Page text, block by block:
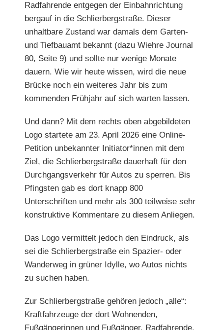
Radfahrende entgegen der Einbahnrichtung
bergauf in die Schlierbergstraße. Dieser
unhaltbare Zustand war damals dem Garten-
und Tiefbauamt bekannt (dazu Wiehre Journal
80, Seite 9) und sollte nur wenige Monate
dauern. Wie wir heute wissen, wird die neue
Brücke noch ein weiteres Jahr bis zum
kommenden Frühjahr auf sich warten lassen.
Und dann? Mit dem rechts oben abgebildeten
Logo startete am 23. April 2026 eine Online-
Petition unbekannter Initiator*innen mit dem
Ziel, die Schlierbergstraße dauerhaft für den
Durchgangsverkehr für Autos zu sperren. Bis
Pfingsten gab es dort knapp 800
Unterschriften und mehr als 300 teilweise sehr
konstruktive Kommentare zu diesem Anliegen.
Das Logo vermittelt jedoch den Eindruck, als
sei die Schlierbergstraße ein Spazier- oder
Wanderweg in grüner Idylle, wo Autos nichts
zu suchen haben.
Zur Schlierbergstraße gehören jedoch „alle“:
Kraftfahrzeuge der dort Wohnenden,
Fußgängerinnen und Fußgänger, Radfahrende,